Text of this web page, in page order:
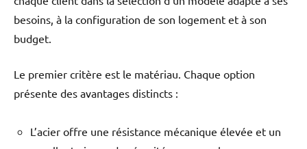
besoins, à la configuration de son logement et à son
budget.
Le premier critère est le matériau. Chaque option
présente des avantages distincts :
L’acier offre une résistance mécanique élevée et un